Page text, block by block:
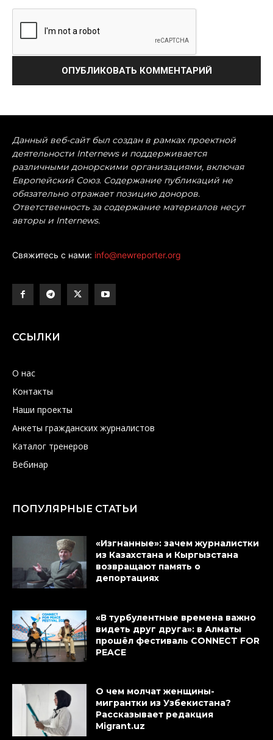
Данный веб-сайт был создан в рамках проектной
деятельности Internews и поддерживается
различными донорскими организациями, включая
Европейский Союз. Содержание публикаций не
обязательно отражает позицию доноров.
Ответственность за содержание материалов несут
авторы и Internews.
Свяжитесь с нами: info@newreporter.org
ССЫЛКИ
О нас
Контакты
Наши проекты
Анкеты гражданских журналистов
Каталог тренеров
Вебинар
ПОПУЛЯРНЫЕ СТАТЬИ
«Изгнанные»: зачем журналистки
из Казахстана и Кыргызстана
возвращают память о
депортациях
«В турбулентные времена важно
видеть друг друга»: в Алматы
прошёл фестиваль CONNECT FOR
PEACE
О чем молчат женщины-
мигрантки из Узбекистана?
Рассказывает редакция
Migrant.uz